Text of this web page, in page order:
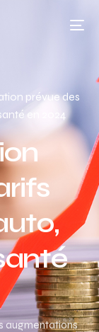
prévue des
en 2024
augmentations